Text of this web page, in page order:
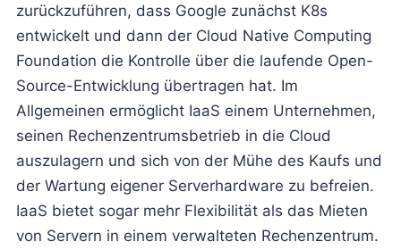
zurückzuführen, dass Google zunächst K8s
entwickelt und dann der Cloud Native Computing
Foundation die Kontrolle über die laufende Open-
Source-Entwicklung übertragen hat. Im
Allgemeinen ermöglicht IaaS einem Unternehmen,
seinen Rechenzentrumsbetrieb in die Cloud
auszulagern und sich von der Mühe des Kaufs und
der Wartung eigener Serverhardware zu befreien.
IaaS bietet sogar mehr Flexibilität als das Mieten
von Servern in einem verwalteten Rechenzentrum.